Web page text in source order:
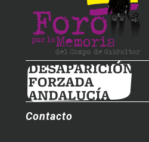
Contacto